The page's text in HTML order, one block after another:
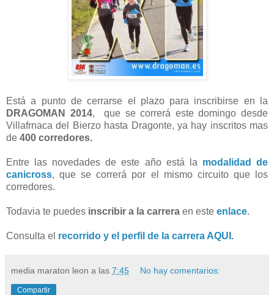
Está a punto de cerrarse el plazo para inscribirse en la
DRAGOMAN 2014, que se correrá este domingo desde
Villafrnaca del Bierzo hasta Dragonte, ya hay inscritos mas
de 400 corredores.
Entre las novedades de este año está la modalidad de
canicross, que se correrá por el mismo circuito que los
corredores.
Todavia te puedes inscribir a la carrera en este enlace.
Consulta el recorrido y el perfil de la carrera AQUI.
media maraton leon a las 7:45 No hay comentarios:
Compartir